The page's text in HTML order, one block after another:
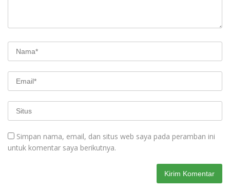
Simpan nama, email, dan situs web saya pada peramban ini
untuk komentar saya berikutnya.